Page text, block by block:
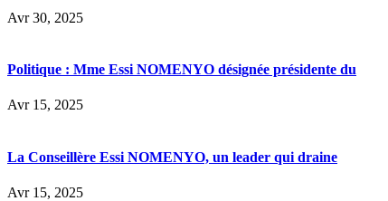
Avr 30, 2025
Politique : Mme Essi NOMENYO désignée présidente du
Avr 15, 2025
La Conseillère Essi NOMENYO, un leader qui draine
Avr 15, 2025